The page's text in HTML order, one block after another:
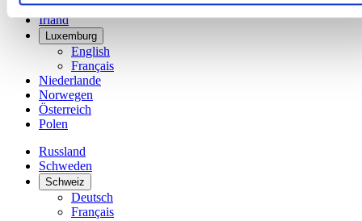
Irland
Luxemburg
English
Français
Niederlande
Norwegen
Österreich
Polen
Russland
Schweden
Schweiz
Deutsch
Français